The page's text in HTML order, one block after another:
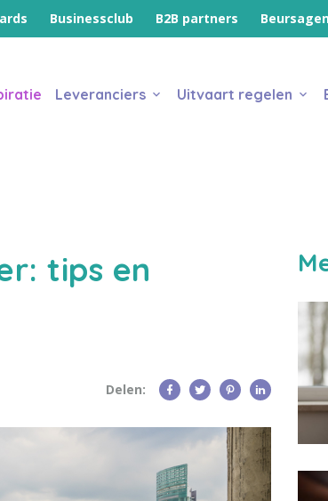
Businessclub B2B partners
Leveranciers Uitvaart regelen
tips en
Delen: